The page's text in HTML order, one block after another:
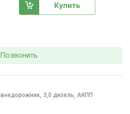
Купить
Позвонить
внедорожник, 3,0 дизель, АКПП